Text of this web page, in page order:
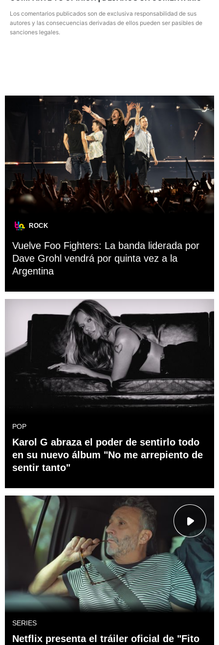
Los comentarios publicados son de exclusiva responsabilidad de sus
autores y las consecuencias derivadas de ellos pueden ser pasibles de
sanciones legales.
ROCK
Vuelve Foo Fighters: La banda liderada por
Dave Grohl vendrá por quinta vez a la
Argentina
POP
Karol G abraza el poder de sentirlo todo
en su nuevo álbum "No me arrepiento de
sentir tanto"
SERIES
Netflix presenta el tráiler oficial de "Fito